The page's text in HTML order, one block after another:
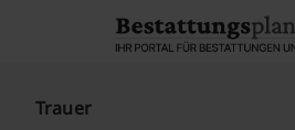
Trauer